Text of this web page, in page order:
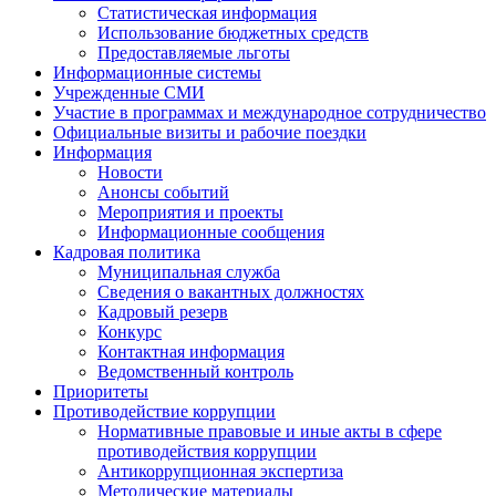
Статистическая информация
Использование бюджетных средств
Предоставляемые льготы
Информационные системы
Учрежденные СМИ
Участие в программах и международное сотрудничество
Официальные визиты и рабочие поездки
Информация
Новости
Анонсы событий
Мероприятия и проекты
Информационные сообщения
Кадровая политика
Муниципальная служба
Сведения о вакантных должностях
Кадровый резерв
Конкурс
Контактная информация
Ведомственный контроль
Приоритеты
Противодействие коррупции
Нормативные правовые и иные акты в сфере
противодействия коррупции
Антикоррупционная экспертиза
Методические материалы